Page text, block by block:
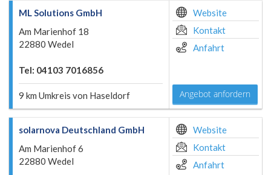
ML Solutions GmbH
Am Marienhof 18
22880 Wedel
Tel: 04103 7016856
9 km Umkreis von Haseldorf
Website
Kontakt
Anfahrt
Angebot anfordern
solarnova Deutschland GmbH
Am Marienhof 6
22880 Wedel
Website
Kontakt
Anfahrt